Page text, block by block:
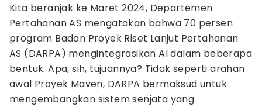
Kita beranjak ke Maret 2024, Departemen
Pertahanan AS mengatakan bahwa 70 persen
program Badan Proyek Riset Lanjut Pertahanan
AS (DARPA) mengintegrasikan AI dalam beberapa
bentuk. Apa, sih, tujuannya? Tidak seperti arahan
awal Proyek Maven, DARPA bermaksud untuk
mengembangkan sistem senjata yang